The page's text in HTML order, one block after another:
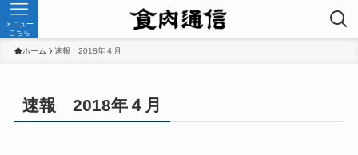
メニュー
こちら
ホーム 速報 2018年４月
速報 2018年４月